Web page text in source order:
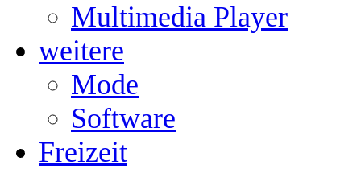
Multimedia Player
weitere
Mode
Software
Freizeit